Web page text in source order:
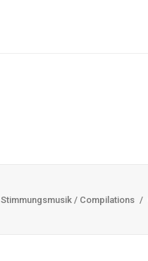
Stimmungsmusik / Compilations